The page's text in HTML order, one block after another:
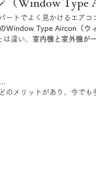
（Window Type
ートでよく見かけるエアコ
Window Type Aircon（ウ
違い、 室内機と室外機が
のメリットがあり、今でも